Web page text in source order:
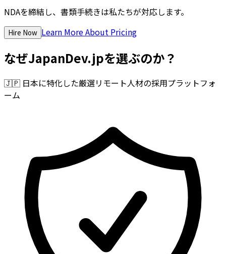
NDAを締結し、書類手続きは私たちが対応します。
Hire Now Learn More About Pricing
なぜJapanDev.jpを選ぶのか？
🇯🇵 日本に特化した厳選リモート人材の採用プラットフォ
ーム